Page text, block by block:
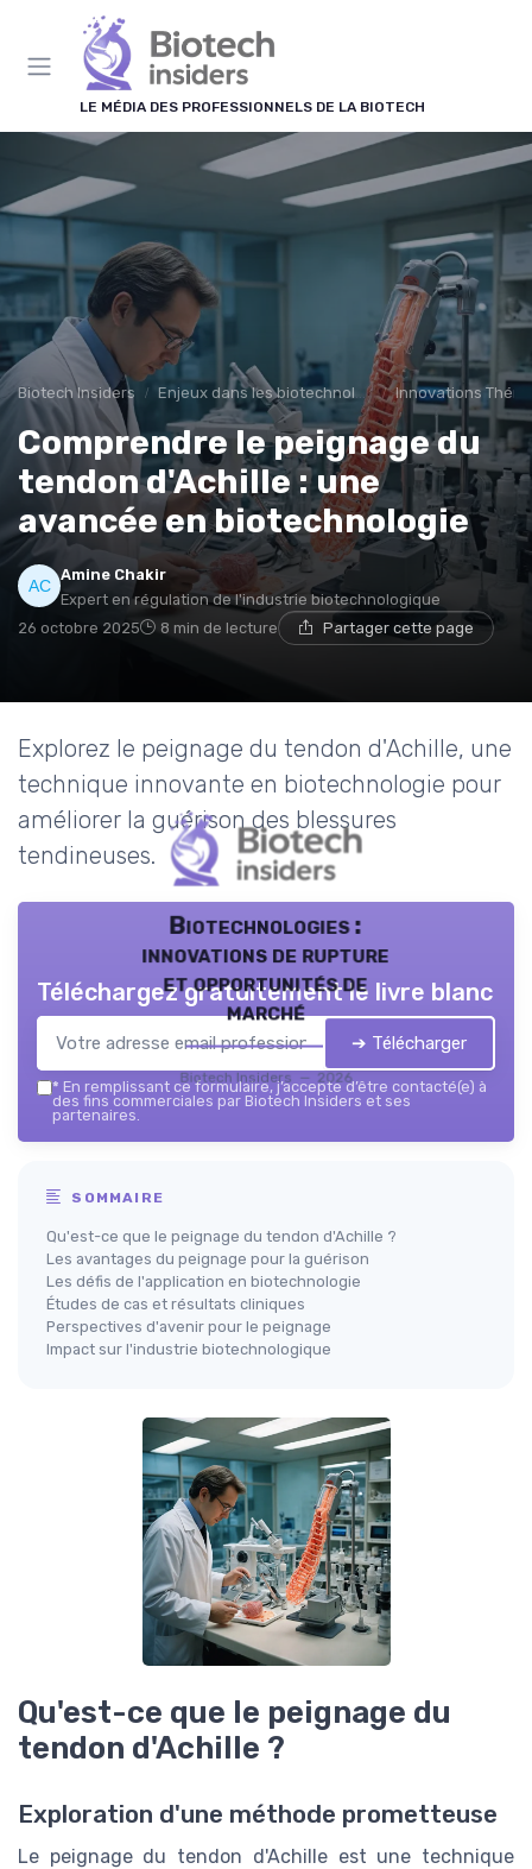
LE MÉDIA DES PROFESSIONNELS DE LA BIOTECH
Biotech Insiders Enjeux dans les biotechnologies Innovations
Comprendre le peignage du
tendon d'Achille : une
avancée en biotechnologie
Amine Chakir
Expert en régulation de l'industrie biotechnologique
26 octobre 2025
8 min de lecture Partager cette page
Explorez le peignage du tendon d'Achille, une
technique innovante en biotechnologie pour
améliorer la guérison des blessures
tendineuses.
Biotechnologies :
innovations de rupture
et opportunités de
marché
Biotech Insiders — 2026
Téléchargez gratuitement le livre blanc
➔ Télécharger
* En remplissant ce formulaire, j’accepte d’être contacté(e) à
des fins commerciales par Biotech Insiders et ses
partenaires.
SOMMAIRE
Qu'est-ce que le peignage du tendon d'Achille ?
Les avantages du peignage pour la guérison
Les défis de l'application en biotechnologie
Études de cas et résultats cliniques
Perspectives d'avenir pour le peignage
Impact sur l'industrie biotechnologique
Qu'est-ce que le peignage du
tendon d'Achille ?
Exploration d'une méthode prometteuse
Le peignage du tendon d'Achille est une technique
Panneau de gestion des cookies